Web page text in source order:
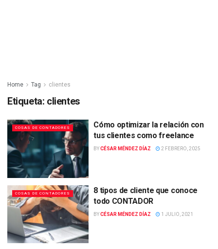
Home Tag clientes
Etiqueta: clientes
COSAS DE CONTADORES
Cómo optimizar la relación con
tus clientes como freelance
BYCÉSAR MÉNDEZ DÍAZ 2 FEBRERO, 2025
COSAS DE CONTADORES
8 tipos de cliente que conoce
todo CONTADOR
BYCÉSAR MÉNDEZ DÍAZ 1 JULIO, 2021